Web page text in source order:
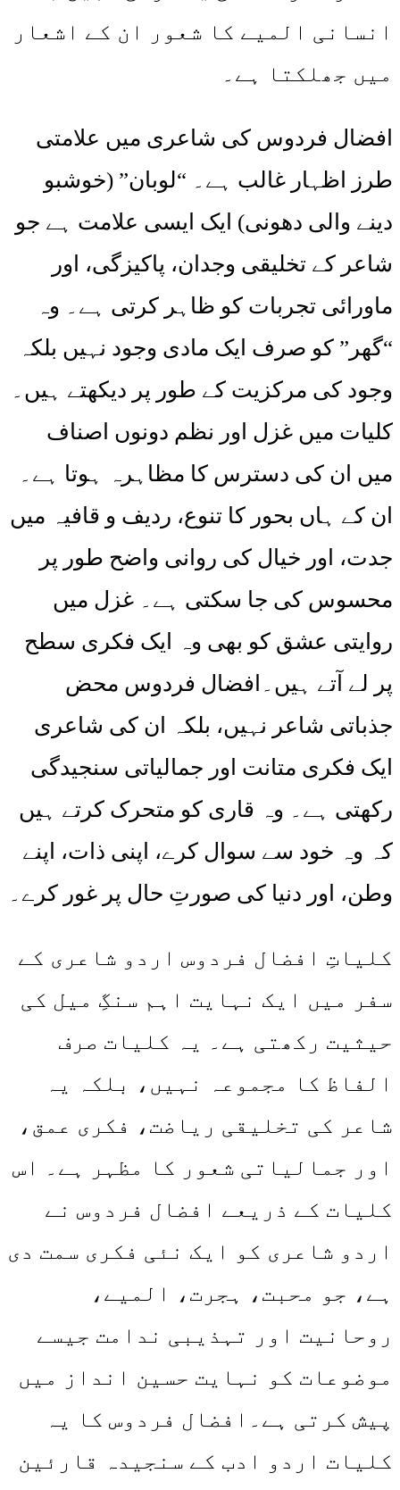
انسانی المیے کا شعور ان کے اشعار
میں جھلکتا ہے۔
افضال فردوس کی شاعری میں علامتی
طرز اظہار غالب ہے۔ “لوبان” (خوشبو
دینے والی دھونی) ایک ایسی علامت ہے جو
شاعر کے تخلیقی وجدان، پاکیزگی، اور
ماورائی تجربات کو ظاہر کرتی ہے۔ وہ
“گھر” کو صرف ایک مادی وجود نہیں بلکہ
وجود کی مرکزیت کے طور پر دیکھتے ہیں۔
کلیات میں غزل اور نظم دونوں اصناف
میں ان کی دسترس کا مظاہرہ ہوتا ہے۔
ان کے ہاں بحور کا تنوع، ردیف و قافیہ میں
جدت، اور خیال کی روانی واضح طور پر
محسوس کی جا سکتی ہے۔ غزل میں
روایتی عشق کو بھی وہ ایک فکری سطح
پر لے آتے ہیں۔افضال فردوس محض
جذباتی شاعر نہیں، بلکہ ان کی شاعری
ایک فکری متانت اور جمالیاتی سنجیدگی
رکھتی ہے۔ وہ قاری کو متحرک کرتے ہیں
کہ وہ خود سے سوال کرے، اپنی ذات، اپنے
وطن، اور دنیا کی صورتِ حال پر غور کرے۔
کلیاتِ افضال فردوس اردو شاعری کے
سفر میں ایک نہایت اہم سنگِ میل کی
حیثیت رکھتی ہے۔ یہ کلیات صرف
الفاظ کا مجموعہ نہیں، بلکہ یہ
شاعر کی تخلیقی ریاضت، فکری عمق،
اور جمالیاتی شعور کا مظہر ہے۔ اس
کلیات کے ذریعے افضال فردوس نے
اردو شاعری کو ایک نئی فکری سمت دی
ہے، جو محبت، ہجرت، المیے،
روحانیت اور تہذیبی ندامت جیسے
موضوعات کو نہایت حسین انداز میں
پیش کرتی ہے۔افضال فردوس کا یہ
کلیات اردو ادب کے سنجیدہ قارئین